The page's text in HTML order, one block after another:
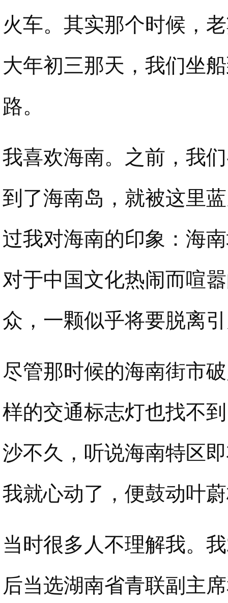
火车。其实那个时候，
大年初三那天，我们坐
路。
我喜欢海南。之前，我
到了海南岛，就被这里
过我对海南的印象：海
对于中国文化热闹而喧
众，一颗似乎将要脱离
尽管那时候的海南街市
样的交通标志灯也找不
沙不久，听说海南特区
我就心动了，便鼓动叶
当时很多人不理解我。
后当选湖南省青联副主